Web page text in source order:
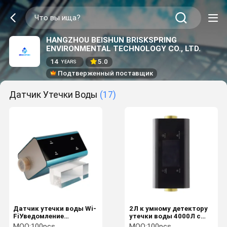
HANGZHOU BEISHUN BRISKSPRING
ENVIRONMENTAL TECHNOLOGY CO., LTD.
14 YEARS
5.0
Подтверженный поставщик
Датчик Утечки Воды (17)
Датчик утечки воды Wi-
FiУведомление
приложения 1/2IN
2Л к умному детектору
утечки воды 4000Л с
автоматическим